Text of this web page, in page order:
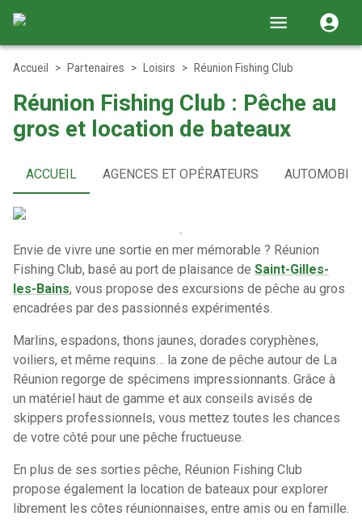
Accueil > Partenaires > Loisirs > Réunion Fishing Club
Réunion Fishing Club : Pêche au
gros et location de bateaux
ACCUEIL AGENCES ET OPÉRATEURS
Envie de vivre une sortie en mer mémorable ? Réunion
Fishing Club, basé au port de plaisance de Saint-Gilles-
les-Bains, vous propose des excursions de pêche au gros
encadrées par des passionnés expérimentés.
Marlins, espadons, thons jaunes, dorades coryphènes,
voiliers, et même requins… la zone de pêche autour de La
Réunion regorge de spécimens impressionnants. Grâce à
un matériel haut de gamme et aux conseils avisés de
skippers professionnels, vous mettez toutes les chances
de votre côté pour une pêche fructueuse.
En plus de ses sorties pêche, Réunion Fishing Club
propose également la location de bateaux pour explorer
librement les côtes réunionnaises, entre amis ou en famille.